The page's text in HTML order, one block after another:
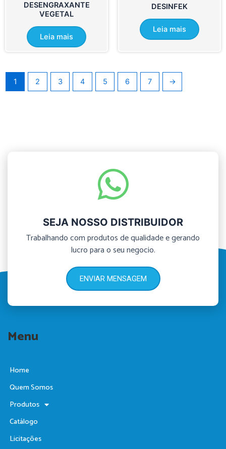
DESENGRAXANTE
VEGETAL
Leia mais
DESINFEK
Leia mais
1 2 3 4 5 6 7 →
SEJA NOSSO DISTRIBUIDOR
Trabalhando com produtos de qualidade e gerando
lucro para o seu negocio.
ENVIAR MENSAGEM
Menu
Home
Quem Somos
Produtos
Catálogo
Licitações